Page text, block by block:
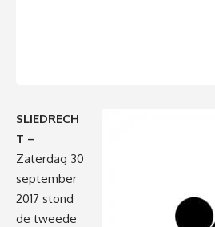
SLIEDRECH
T –
Zaterdag 30
september
2017 stond
de tweede